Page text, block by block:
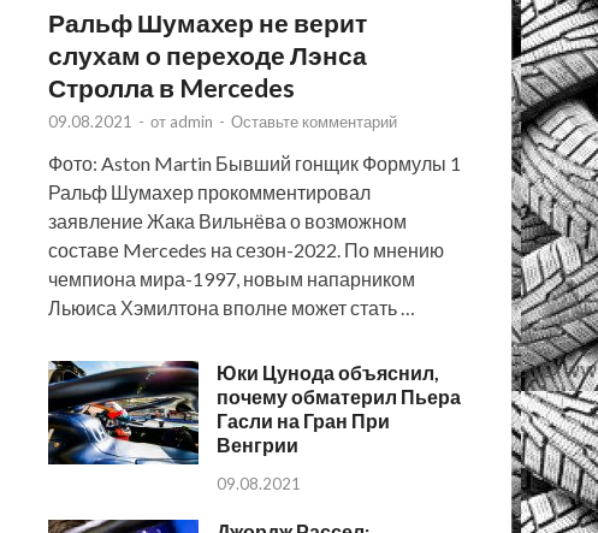
Ральф Шумахер не верит
слухам о переходе Лэнса
Стролла в Mercedes
09.08.2021 - от admin - Оставьте комментарий
Фото: Aston Martin Бывший гонщик Формулы 1
Ральф Шумахер прокомментировал
заявление Жака Вильнёва о возможном
составе Mercedes на сезон-2022. По мнению
чемпиона мира-1997, новым напарником
Льюиса Хэмилтона вполне может стать …
Юки Цунода объяснил,
почему обматерил Пьера
Гасли на Гран При
Венгрии
09.08.2021